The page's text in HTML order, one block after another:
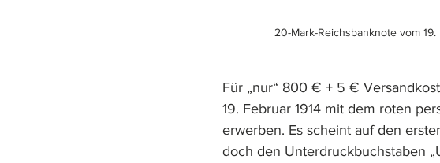
20-Mark-Reichsbanknote vom
Für „nur“ 800 € + 5 €
19. Februar 1914 mit dem roten
erwerben. Es scheint auf den
doch den Unterdruckbuchstaben